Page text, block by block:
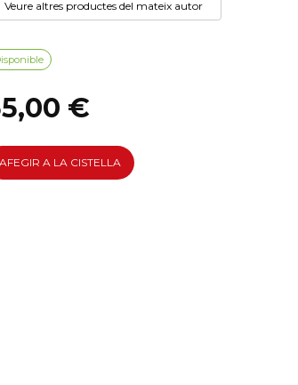
Veure altres productes del mateix autor
€
AFEGIR A LA CISTELLA